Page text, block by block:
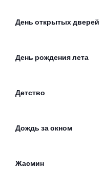
День открытых дверей
День рождения лета
Детство
Дождь за окном
Жасмин